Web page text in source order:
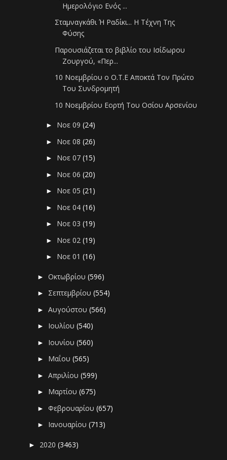
Ημερολόγιο Ενός ...
Σταμναγκάθι Ή Ραδίκι... Η Τέχνη Της
Φύσης
Παρουσιάζεται το βιβλίο του Ισίδωρου
Ζουργού, «Περ...
10 Νοεμβρίου ο Ο.Τ.Ε Αποκτά Τον Πρώτο
Του Συνδρομητή
10 Νοεμβρίου Εορτή Του Οσίου Αρσενίου
► Νοε 09(24)
► Νοε 08(26)
► Νοε 07(15)
► Νοε 06(20)
► Νοε 05(21)
► Νοε 04(16)
► Νοε 03(19)
► Νοε 02(19)
► Νοε 01(16)
►Οκτωβρίου(596)
► Σεπτεμβρίου(554)
►Αυγούστου(566)
► Ιουλίου(540)
► Ιουνίου(560)
► Μαΐου(565)
►Απριλίου(599)
► Μαρτίου(675)
►Φεβρουαρίου(657)
► Ιανουαρίου(713)
► 2020(3463)